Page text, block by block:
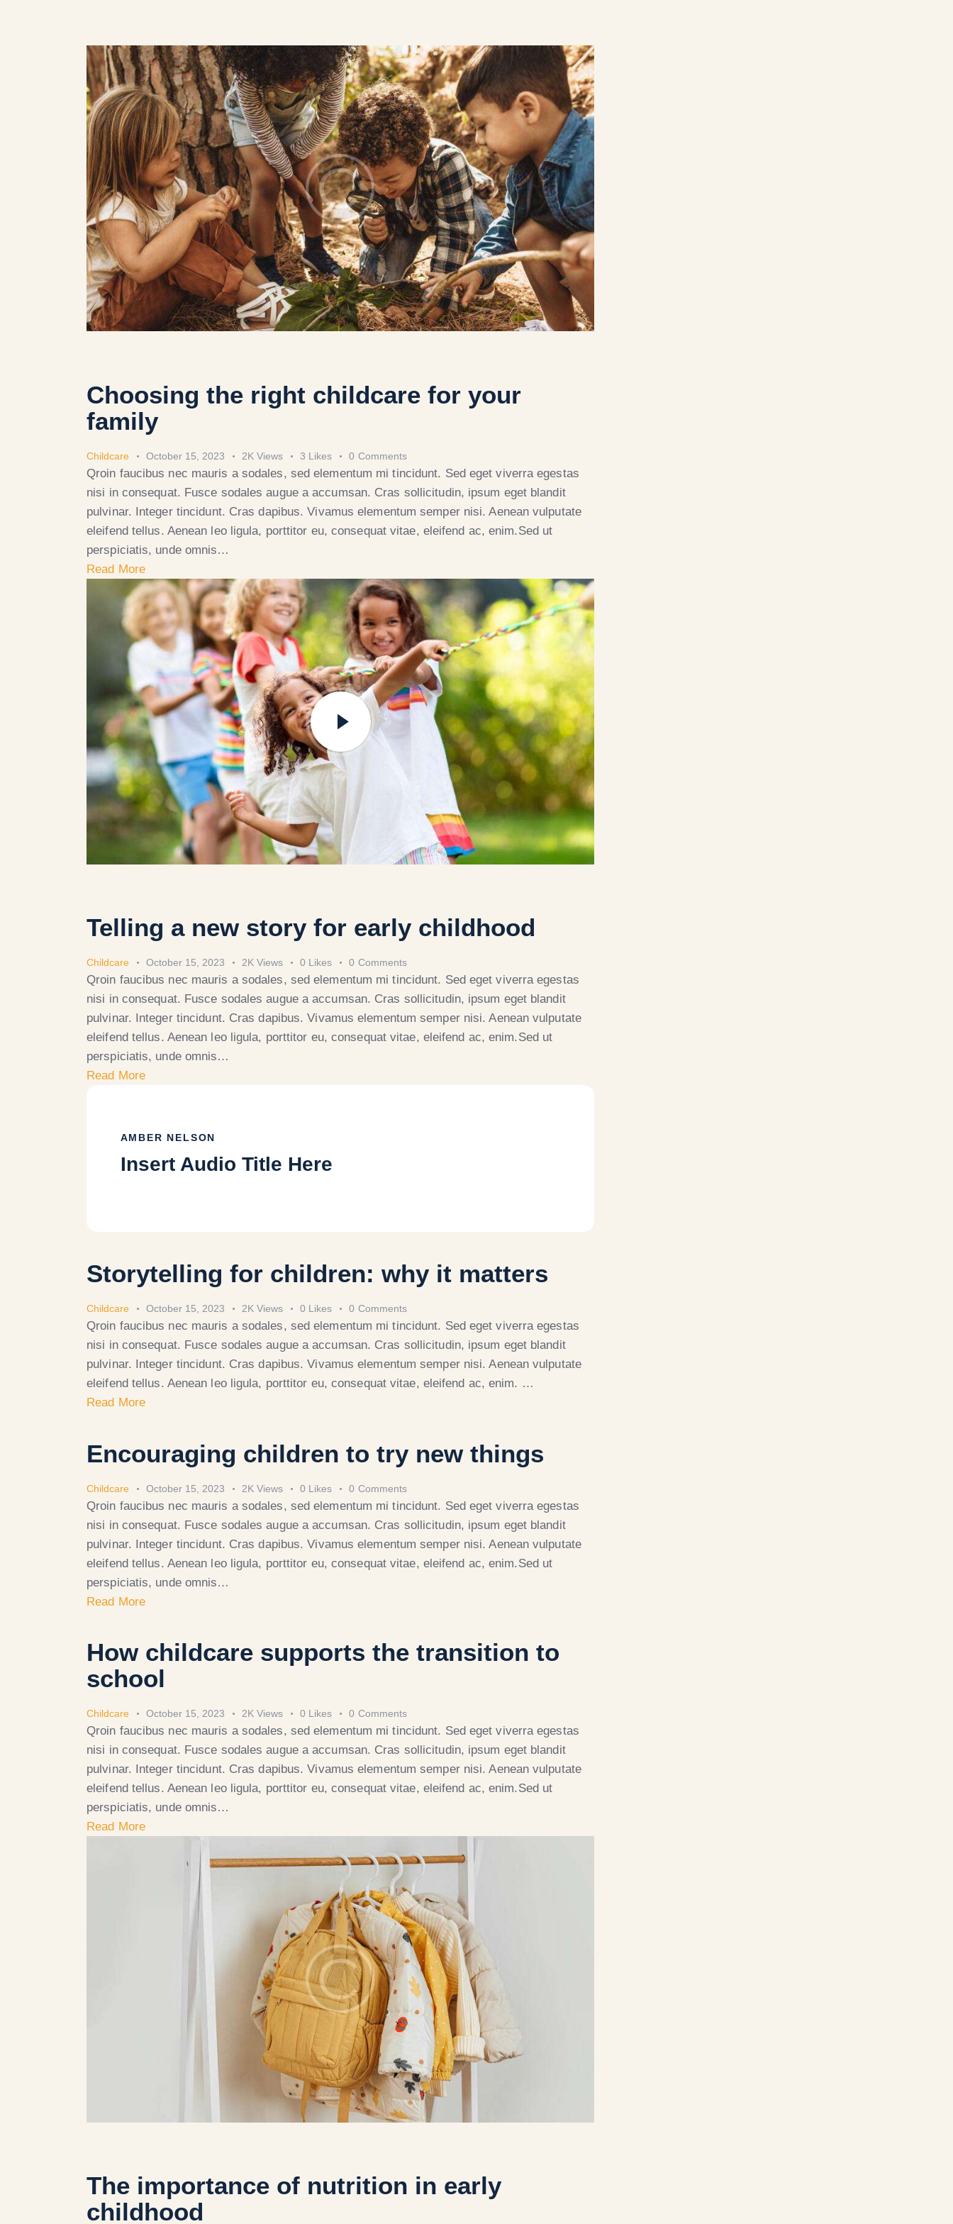
Choosing the right childcare for your
family
Childcare October 15, 2023 2K Views 3 Likes 0 Comments
Qroin faucibus nec mauris a sodales, sed elementum mi tincidunt. Sed eget viverra egestas
nisi in consequat. Fusce sodales augue a accumsan. Cras sollicitudin, ipsum eget blandit
pulvinar. Integer tincidunt. Cras dapibus. Vivamus elementum semper nisi. Aenean vulputate
eleifend tellus. Aenean leo ligula, porttitor eu, consequat vitae, eleifend ac, enim.Sed ut
perspiciatis, unde omnis…
Read More
Telling a new story for early childhood
Childcare October 15, 2023 2K Views 0 Likes 0 Comments
Qroin faucibus nec mauris a sodales, sed elementum mi tincidunt. Sed eget viverra egestas
nisi in consequat. Fusce sodales augue a accumsan. Cras sollicitudin, ipsum eget blandit
pulvinar. Integer tincidunt. Cras dapibus. Vivamus elementum semper nisi. Aenean vulputate
eleifend tellus. Aenean leo ligula, porttitor eu, consequat vitae, eleifend ac, enim.Sed ut
perspiciatis, unde omnis…
Read More
AMBER NELSON
Insert Audio Title Here
Storytelling for children: why it matters
Childcare October 15, 2023 2K Views 0 Likes 0 Comments
Qroin faucibus nec mauris a sodales, sed elementum mi tincidunt. Sed eget viverra egestas
nisi in consequat. Fusce sodales augue a accumsan. Cras sollicitudin, ipsum eget blandit
pulvinar. Integer tincidunt. Cras dapibus. Vivamus elementum semper nisi. Aenean vulputate
eleifend tellus. Aenean leo ligula, porttitor eu, consequat vitae, eleifend ac, enim. …
Read More
Encouraging children to try new things
Childcare October 15, 2023 2K Views 0 Likes 0 Comments
Qroin faucibus nec mauris a sodales, sed elementum mi tincidunt. Sed eget viverra egestas
nisi in consequat. Fusce sodales augue a accumsan. Cras sollicitudin, ipsum eget blandit
pulvinar. Integer tincidunt. Cras dapibus. Vivamus elementum semper nisi. Aenean vulputate
eleifend tellus. Aenean leo ligula, porttitor eu, consequat vitae, eleifend ac, enim.Sed ut
perspiciatis, unde omnis…
Read More
How childcare supports the transition to
school
Childcare October 15, 2023 2K Views 0 Likes 0 Comments
Qroin faucibus nec mauris a sodales, sed elementum mi tincidunt. Sed eget viverra egestas
nisi in consequat. Fusce sodales augue a accumsan. Cras sollicitudin, ipsum eget blandit
pulvinar. Integer tincidunt. Cras dapibus. Vivamus elementum semper nisi. Aenean vulputate
eleifend tellus. Aenean leo ligula, porttitor eu, consequat vitae, eleifend ac, enim.Sed ut
perspiciatis, unde omnis…
Read More
The importance of nutrition in early
childhood